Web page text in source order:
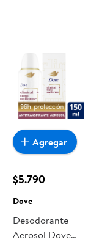
$5.790
Dove
Desodorante
Aerosol Dove
Agregar